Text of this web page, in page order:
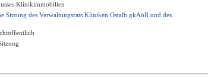
Klinikimmobilien
Sitzung des Verwaltungsrats Kliniken Ostalb gkAöR und des